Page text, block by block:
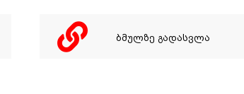
ბმულზე გადასვლა